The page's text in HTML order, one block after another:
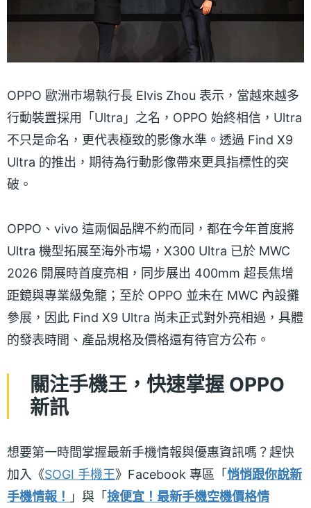
OPPO 歐洲市場執行長 Elvis Zhou 表示，當越來越多
行動裝置採用「Ultra」之名，OPPO 始終相信，Ultra
不只是命名，更代表極致的影像水準。透過 Find X9
Ultra 的推出，期待為行動影像帶來更具指標性的突
破。
OPPO、vivo 這兩個品牌不約而同，都在今年首度將
Ultra 機型拓展至海外市場，X300 Ultra 已於 MWC
2026 開展時首度亮相，同步展出 400mm 超長焦增
距鏡與專業級兔籠；至於 OPPO 並未在 MWC 內設攤
參展，因此 Find X9 Ultra 尚未正式對外亮相過，具體
的發表時間、產品規格及價格還有待官方公布。
關注手機王，快速掌握 OPPO
新訊
想要第一時間掌握最新手機情報與優惠資訊嗎？趕快
加入《SOGI 手機王》Facebook 專區「悄悄跟你說新
手機情報！ 」與「撿便宜！最新手機空機價格情